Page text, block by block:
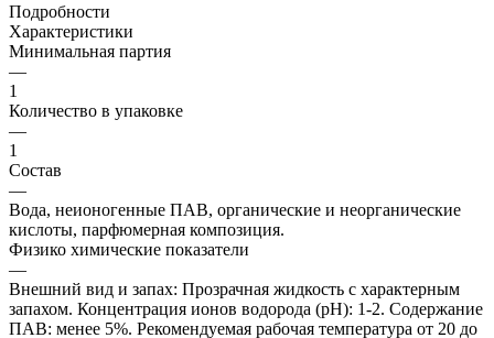
Подробности
Характеристики
Минимальная партия
—
1
Количество в упаковке
—
1
Состав
—
Вода, неионогенные ПАВ, органические и неорганические
кислоты, парфюмерная композиция.
Физико химические показатели
—
Внешний вид и запах: Прозрачная жидкость с характерным
запахом. Концентрация ионов водорода (рН): 1-2. Содержание
ПАВ: менее 5%. Рекомендуемая рабочая температура от 20 до